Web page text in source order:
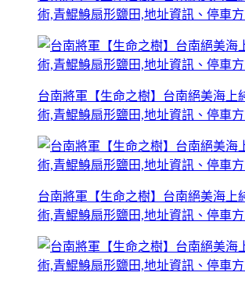
術,青鯤鯓扇形鹽田,地址資訊、停車
台南將軍【生命之樹】台南絕美海上
術,青鯤鯓扇形鹽田,地址資訊、停車
台南將軍【生命之樹】台南絕美海上
術,青鯤鯓扇形鹽田,地址資訊、停車